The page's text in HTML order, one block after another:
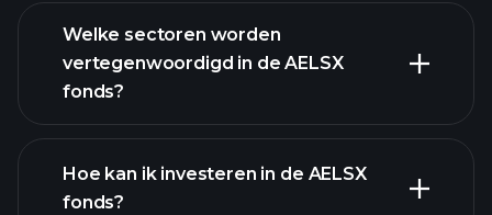
bezittingen
bezittingen
Welke sectoren worden
vertegenwoordigd in de AELSX
fonds?
Hoe kan ik investeren in de AELSX
fonds?